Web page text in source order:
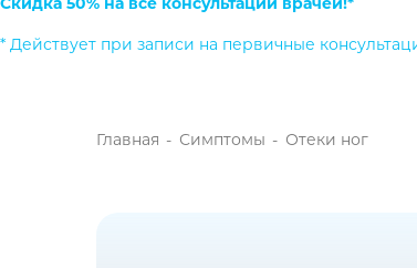
* Действует при записи на первичные
Главная - Симптомы - Отеки ног